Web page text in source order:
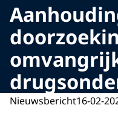
Nieuwsbericht16-02-